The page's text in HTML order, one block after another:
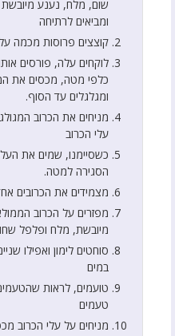
שום, מלח, נענע מיובשת
ומביאים לרתיחה
קוצצים פרוסות מכמה
לוקחים עלה, פורסים
כלפי מטה, מכסים את
ומגלגלים עד הסוף.
מניחים את הכרוב
עלי הכרוב
כשסיימנו, שמים את
הסגירה למטה.
מצמידים את הכרובים
מפזרים על הכרוב
מיובשת, מלח ופלפל
סוחטים לימון ואפילו
במים
טועמים, לראות
טעמים
מניחים על עלי הכרוב